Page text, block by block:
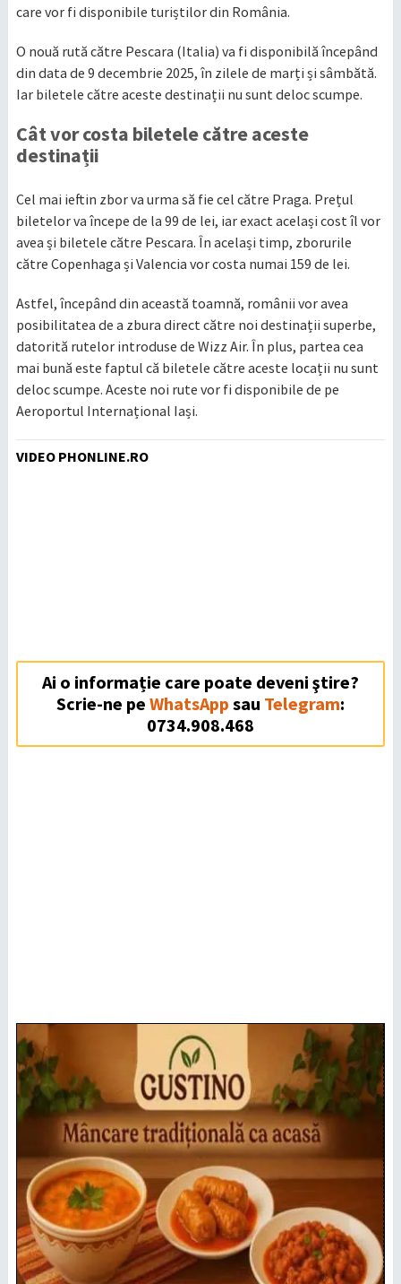
care vor fi disponibile turiștilor din România.
O nouă rută către Pescara (Italia) va fi disponibilă începând
din data de 9 decembrie 2025, în zilele de marți și sâmbătă.
Iar biletele către aceste destinații nu sunt deloc scumpe.
Cât vor costa biletele către aceste
destinații
Cel mai ieftin zbor va urma să fie cel către Praga. Prețul
biletelor va începe de la 99 de lei, iar exact același cost îl vor
avea și biletele către Pescara. În același timp, zborurile
către Copenhaga și Valencia vor costa numai 159 de lei.
Astfel, începând din această toamnă, românii vor avea
posibilitatea de a zbura direct către noi destinații superbe,
datorită rutelor introduse de Wizz Air. În plus, partea cea
mai bună este faptul că biletele către aceste locații nu sunt
deloc scumpe. Aceste noi rute vor fi disponibile de pe
Aeroportul Internațional Iași.
VIDEO PHONLINE.RO
Ai o informație care poate deveni ştire?
Scrie-ne pe WhatsApp sau Telegram:
0734.908.468